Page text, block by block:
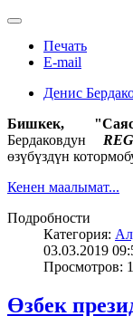
Печать
E-mail
Денис
Бишкек,
Бердаковдун
өзүбүздүн
Кенен маалымат...
Подробности
Категория:
03.03.2019
Просмотров:
Өзбек